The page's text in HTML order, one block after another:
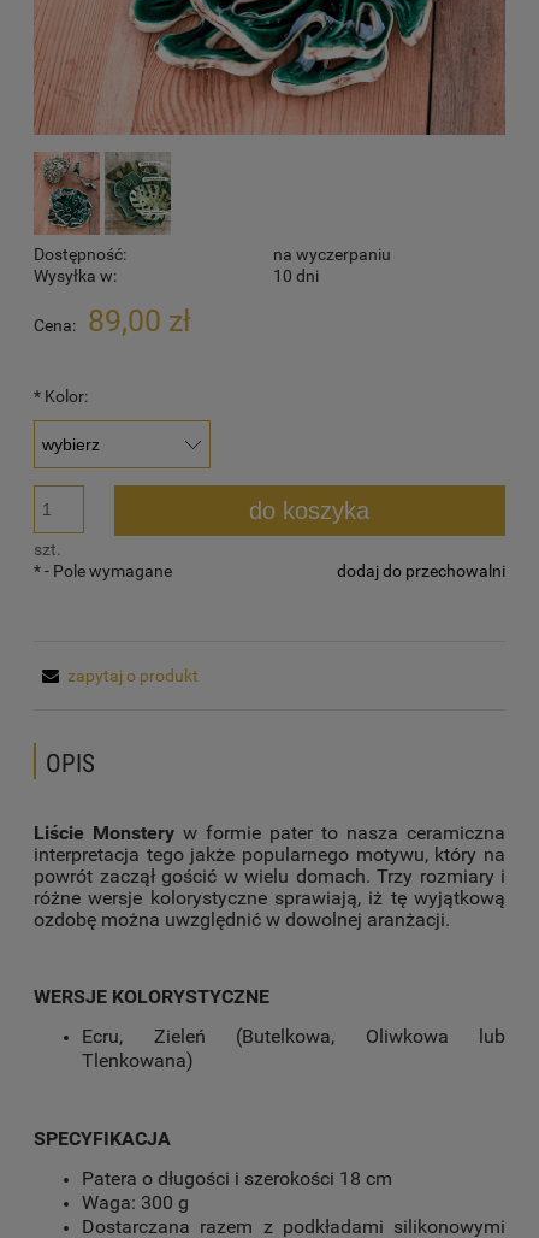
Dostępność:
na wyczerpaniu
Wysyłka w:
10 dni
Cena: 89,00 zł
* Kolor:
szt.
do koszyka
dodaj do przechowalni
*- Pole wymagane
zapytaj o produkt
OPIS
Liście Monstery w formie pater to nasza ceramiczna
interpretacja tego jakże popularnego motywu, który na
powrót zaczął gościć w wielu domach. Trzy rozmiary i
różne wersje kolorystyczne sprawiają, iż tę wyjątkową
ozdobę można uwzględnić w dowolnej aranżacji.
WERSJE KOLORYSTYCZNE
Ecru, Zieleń (Butelkowa, Oliwkowa lub
Tlenkowana)
SPECYFIKACJA
Patera o długości i szerokości 18 cm
Waga: 300 g
Dostarczana razem z podkładami silikonowymi